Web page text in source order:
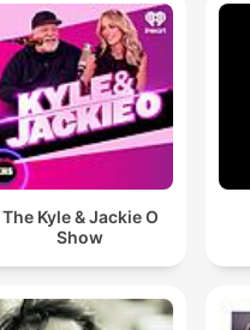
The Kyle & Jackie O
Show